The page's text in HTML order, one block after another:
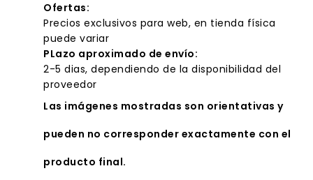
Ofertas:
Precios exclusivos para web, en tienda física
puede variar
PLazo aproximado de envío:
2-5 dias, dependiendo de la disponibilidad del
proveedor
Las imágenes mostradas son orientativas y
pueden no corresponder exactamente con el
producto final.